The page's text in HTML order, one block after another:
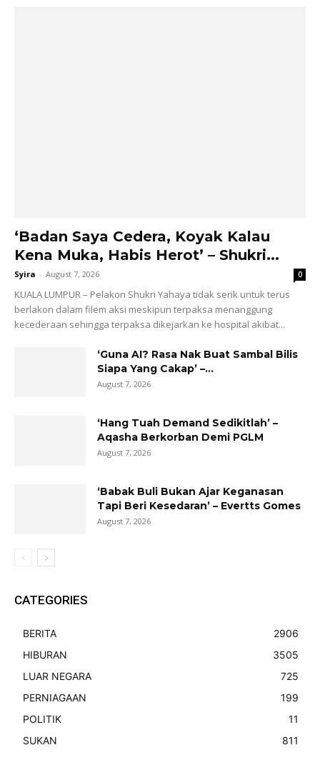
‘Badan Saya Cedera, Koyak Kalau
Kena Muka, Habis Herot’ – Shukri...
Syira - August 7, 2026 0
KUALA LUMPUR – Pelakon Shukri Yahaya tidak serik untuk terus
berlakon dalam filem aksi meskipun terpaksa menanggung
kecederaan sehingga terpaksa dikejarkan ke hospital akibat...
‘Guna AI? Rasa Nak Buat Sambal Bilis
Siapa Yang Cakap’ –...
August 7, 2026
‘Hang Tuah Demand Sedikitlah’ –
Aqasha Berkorban Demi PGLM
August 7, 2026
‘Babak Buli Bukan Ajar Keganasan
Tapi Beri Kesedaran’ – Evertts Gomes
August 7, 2026
CATEGORIES
BERITA
2906
HIBURAN
3505
LUAR NEGARA
725
PERNIAGAAN
199
POLITIK
11
SUKAN
811